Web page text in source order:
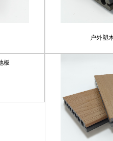
户外塑